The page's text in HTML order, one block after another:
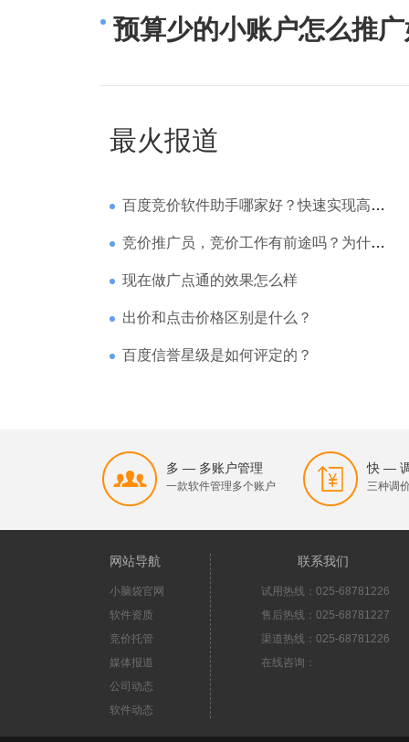
预算少的小账户怎么推
最火报道
百度竞价软件助手哪家好？快速实现高回报哪家强？
竞价推广员，竞价工作有前途吗？为什么待遇那么高
现在做广点通的效果怎么样
出价和点击价格区别是什么？
百度信誉星级是如何评定的？
多 — 多账户管理
一款软件管理多个账户
快 —
三种调
网站导航
小脑袋官网
软件资质
竞价托管
媒体报道
公司动态
软件动态
联系我们
试用热线：025-68781226
售后热线：025-68781227
渠道热线：025-68781226
在线咨询：